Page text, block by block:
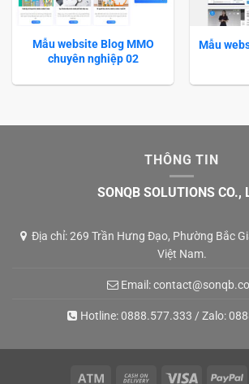
Mẫu website Blog MMO
chuyên nghiệp 02
Mẫu
THÔNG TIN
SONQB SOLUTIONS CO.,
Địa chỉ: 269 Trần Hưng Đạo, Phường Bắc
Việt Nam.
Email:
Hotline:0888.577.333 / Zalo:
Atm Cash Visa